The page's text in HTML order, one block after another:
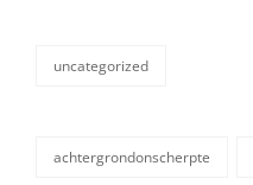
categorieën
uncategorized
achtergrondonscherpte